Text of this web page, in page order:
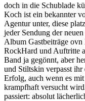
doch in die Schublade
Koch ist ein bekannter
Agentur unter, diese
jeder Sendung der
Album Gastbeiträge
RockHard und Auftritte
Band ja gegönnt, aber
und Stiltskin verpasst
Erfolg, auch wenn es
krampfhaft versucht
passiert: absolut